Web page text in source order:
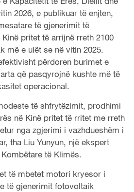
2026, e publikuar të enjten,
të gjenerimit të
pritet të arrijnë rreth 2100
më e ulët se në vitin 2025.
përdoren burimet e
që pasqyrojnë kushte më të
operacional.
të shfrytëzimit, prodhimi
në Kinë pritet të rritet me rreth
nga zgjerimi i vazhdueshëm i
tha Liu Yunyun, një ekspert
të Klimës.
të mbetet motori kryesor i
të gjenerimit fotovoltaik